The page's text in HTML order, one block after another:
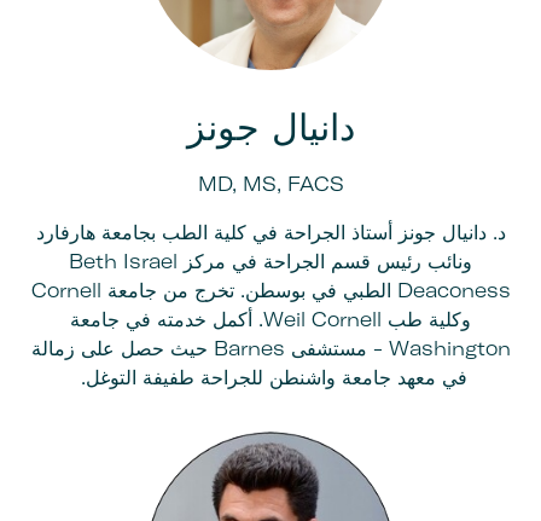
دانيال جونز
MD, MS, FACS
د. دانيال جونز أستاذ الجراحة في كلية الطب بجامعة هارفارد
ونائب رئيس قسم الجراحة في مركز Beth Israel
Deaconess الطبي في بوسطن. تخرج من جامعة Cornell
وكلية طب Weil Cornell. أكمل خدمته في جامعة
Washington - مستشفى Barnes حيث حصل على زمالة
في معهد جامعة واشنطن للجراحة طفيفة التوغل.